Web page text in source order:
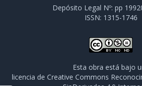
Depósito Legal Nº: pp
ISSN: 1315-1746
Esta obra está bajo
licencia de Creative Commons